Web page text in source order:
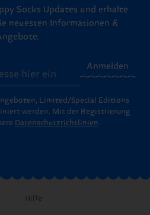
Socks Updates und erhalte
neuesten Informationen &
Anmelden
Limited/Special Editions
werden. Mit der Registrierung
Datenschutzrichtlinien.
Hilfe